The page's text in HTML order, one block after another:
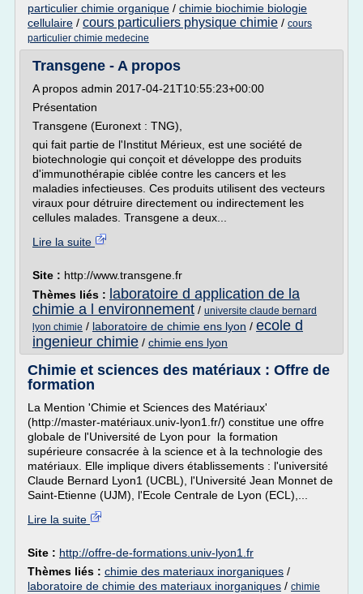
particulier chimie organique / chimie biochimie biologie
cellulaire / cours particuliers physique chimie / cours
particulier chimie medecine
Transgene - A propos
A propos admin 2017-04-21T10:55:23+00:00
Présentation
Transgene (Euronext : TNG),
qui fait partie de l'Institut Mérieux, est une société de
biotechnologie qui conçoit et développe des produits
d'immunothérapie ciblée contre les cancers et les
maladies infectieuses. Ces produits utilisent des vecteurs
viraux pour détruire directement ou indirectement les
cellules malades. Transgene a deux...
Lire la suite
Site : http://www.transgene.fr
Thèmes liés : laboratoire d application de la
chimie a l environnement / universite claude bernard
lyon chimie / laboratoire de chimie ens lyon / ecole d
ingenieur chimie / chimie ens lyon
Chimie et sciences des matériaux : Offre de
formation
La Mention 'Chimie et Sciences des Matériaux'
(http://master-matériaux.univ-lyon1.fr/) constitue une offre
globale de l'Université de Lyon pour la formation
supérieure consacrée à la science et à la technologie des
matériaux. Elle implique divers établissements : l'université
Claude Bernard Lyon1 (UCBL), l'Université Jean Monnet de
Saint-Etienne (UJM), l'Ecole Centrale de Lyon (ECL),...
Lire la suite
Site : http://offre-de-formations.univ-lyon1.fr
Thèmes liés : chimie des materiaux inorganiques /
laboratoire de chimie des materiaux inorganiques / chimie